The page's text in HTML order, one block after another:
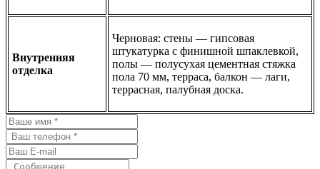
Внутренняя
отделка
Черновая: стены — гипсовая
штукатурка с финишной шпаклевкой,
полы — полусухая цементная стяжка
пола 70 мм, терраса, балкон — лаги,
террасная, палубная доска.